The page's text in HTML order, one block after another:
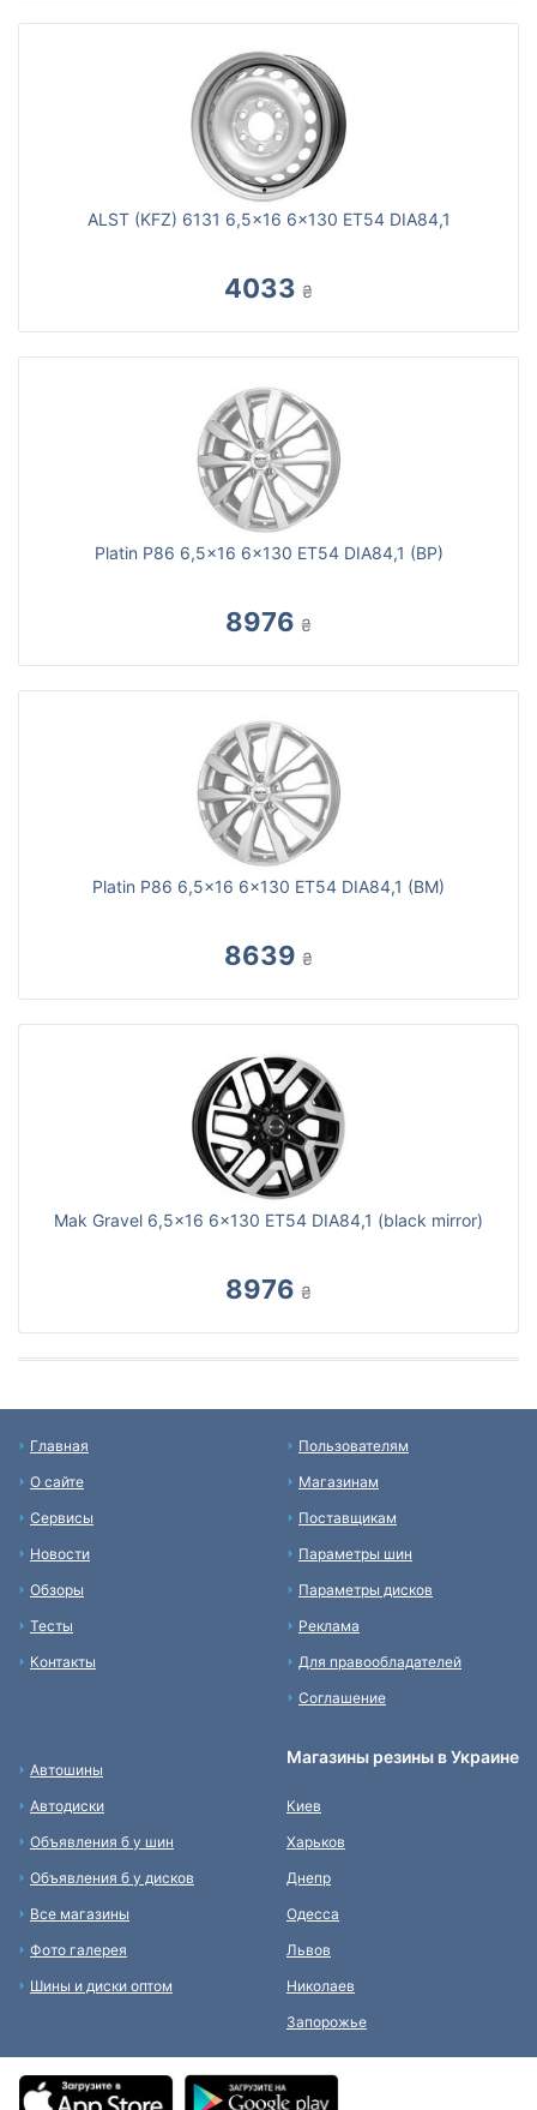
ALST (KFZ) 6131 6,5x16 6x130 ET54 DIA84,1
4033 ₴
Platin P86 6,5x16 6x130 ET54 DIA84,1 (BP)
8976 ₴
Platin P86 6,5x16 6x130 ET54 DIA84,1 (BM)
8639 ₴
Mak Gravel 6,5x16 6x130 ET54 DIA84,1 (black mirror)
8976 ₴
Главная
О сайте
Сервисы
Новости
Обзоры
Тесты
Контакты
Пользователям
Магазинам
Поставщикам
Параметры шин
Параметры дисков
Реклама
Для правообладателей
Соглашение
Автошины
Автодиски
Объявления б у шин
Объявления б у дисков
Все магазины
Фото галерея
Шины и диски оптом
Магазины резины в Украине
Киев
Харьков
Днепр
Одесса
Львов
Николаев
Запорожье